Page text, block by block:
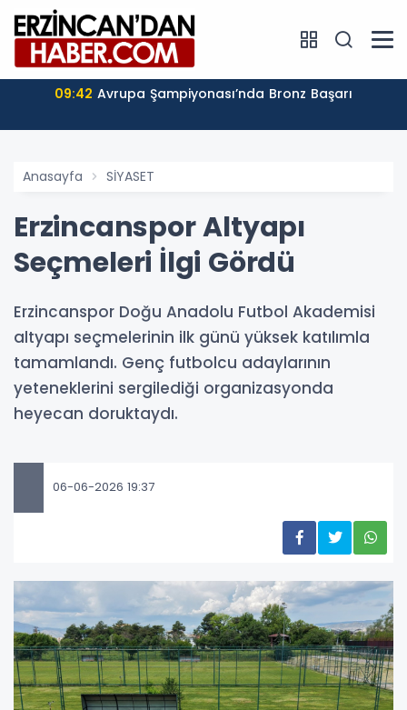
09:42 Avrupa Şampiyonası’nda Bronz Başarı
Anasayfa SİYASET
Erzincanspor Altyapı
Seçmeleri İlgi Gördü
Erzincanspor Doğu Anadolu Futbol Akademisi
altyapı seçmelerinin ilk günü yüksek katılımla
tamamlandı. Genç futbolcu adaylarının
yeteneklerini sergilediği organizasyonda
heyecan doruktaydı.
06-06-2026 19:37